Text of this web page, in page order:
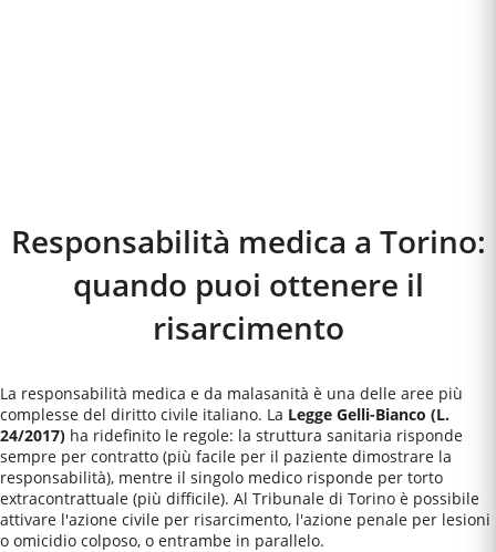
Responsabilità medica a Torino:
quando puoi ottenere il
risarcimento
La responsabilità medica e da malasanità è una delle aree più
complesse del diritto civile italiano. La Legge Gelli-Bianco (L.
24/2017) ha ridefinito le regole: la struttura sanitaria risponde
sempre per contratto (più facile per il paziente dimostrare la
responsabilità), mentre il singolo medico risponde per torto
extracontrattuale (più difficile). Al Tribunale di Torino è possibile
attivare l'azione civile per risarcimento, l'azione penale per lesioni
o omicidio colposo, o entrambe in parallelo.